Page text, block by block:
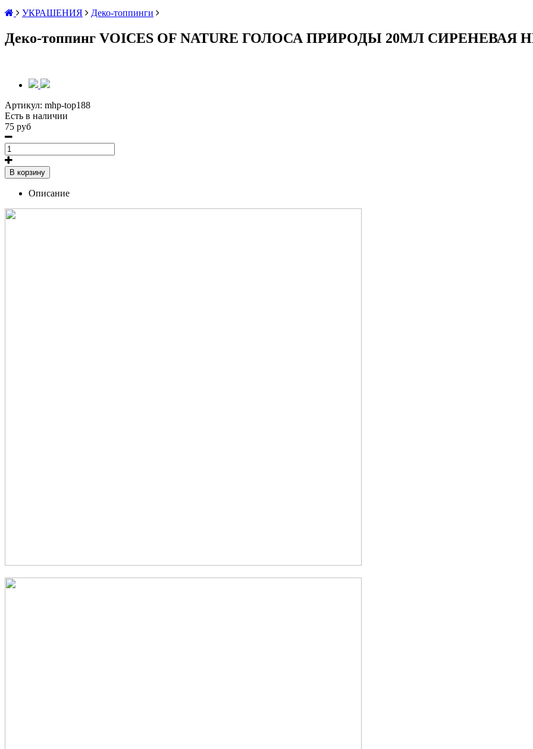
УКРАШЕНИЯ
Деко-топпинги
Деко-топпинг VOICES OF NATURE ГОЛОСА ПРИРОДЫ 20МЛ
Артикул: mhp-top188
Есть в наличии
75 руб
В корзину
Описание